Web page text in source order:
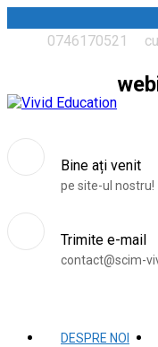
0746170521
Bine ați venit
pe site-ul nostru!
Trimite e-mail
contact@scim-
DESPRE NOI